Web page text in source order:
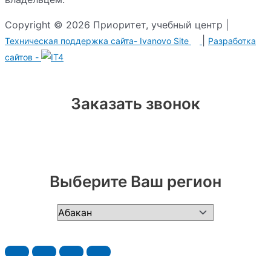
Copyright © 2026 Приоритет, учебный центр |
Техническая поддержка сайта- Ivanovo Site |
Разработка сайтов -
Заказать звонок
Выберите Ваш регион